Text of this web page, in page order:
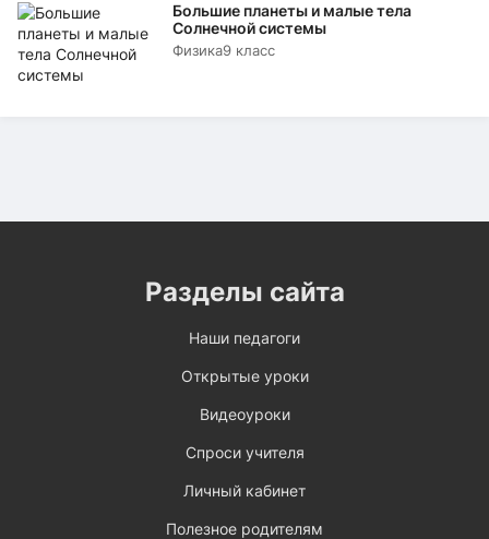
Большие планеты и малые тела
Солнечной системы
Физика9 класс
Разделы сайта
Наши педагоги
Открытые уроки
Видеоуроки
Спроси учителя
Личный кабинет
Полезное родителям